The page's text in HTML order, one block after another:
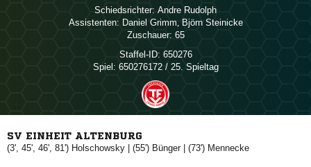
Schiedsrichter:  
Assistenten:  ,  
Zuschauer: 65
Staffel-ID: 650276
Spiel: 650276172 / 25. Spieltag
SV EINHEIT ALTENBURG
(3', 45', 46', 81')  | (55') | (73') 